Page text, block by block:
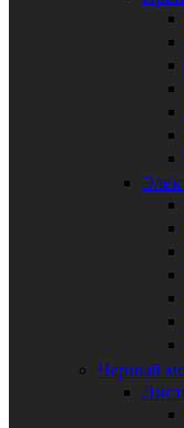
Черный